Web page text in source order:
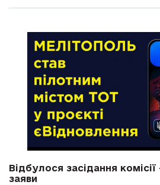
Відбулося засідання
заяви